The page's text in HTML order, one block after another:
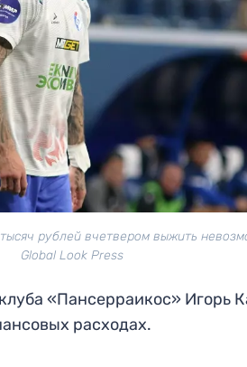
рублей вчетвером выжить
Global Look Press
«Пансерраикос» Игорь
расходах.